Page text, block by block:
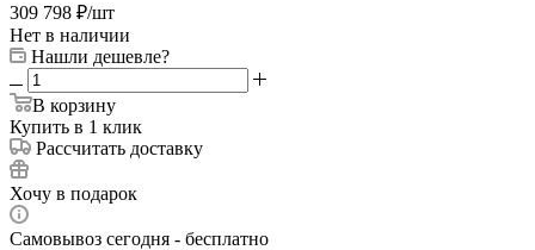
309 798 ₽/шт
Нет в наличии
Нашли дешевле?
В корзину
Купить в 1 клик
Рассчитать доставку
Хочу в подарок
Самовывоз сегодня - бесплатно